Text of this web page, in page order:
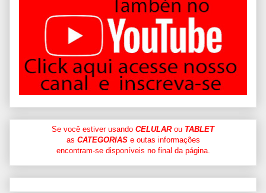
Se você estiver usando CELULARou TABLET
as CATEGORIASe outas informações
encontram-se disponíveis no final da página.